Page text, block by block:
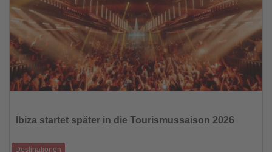
die
Nachrichten
Ibiza startet später in die Tourismussaison 2026
Destinationen